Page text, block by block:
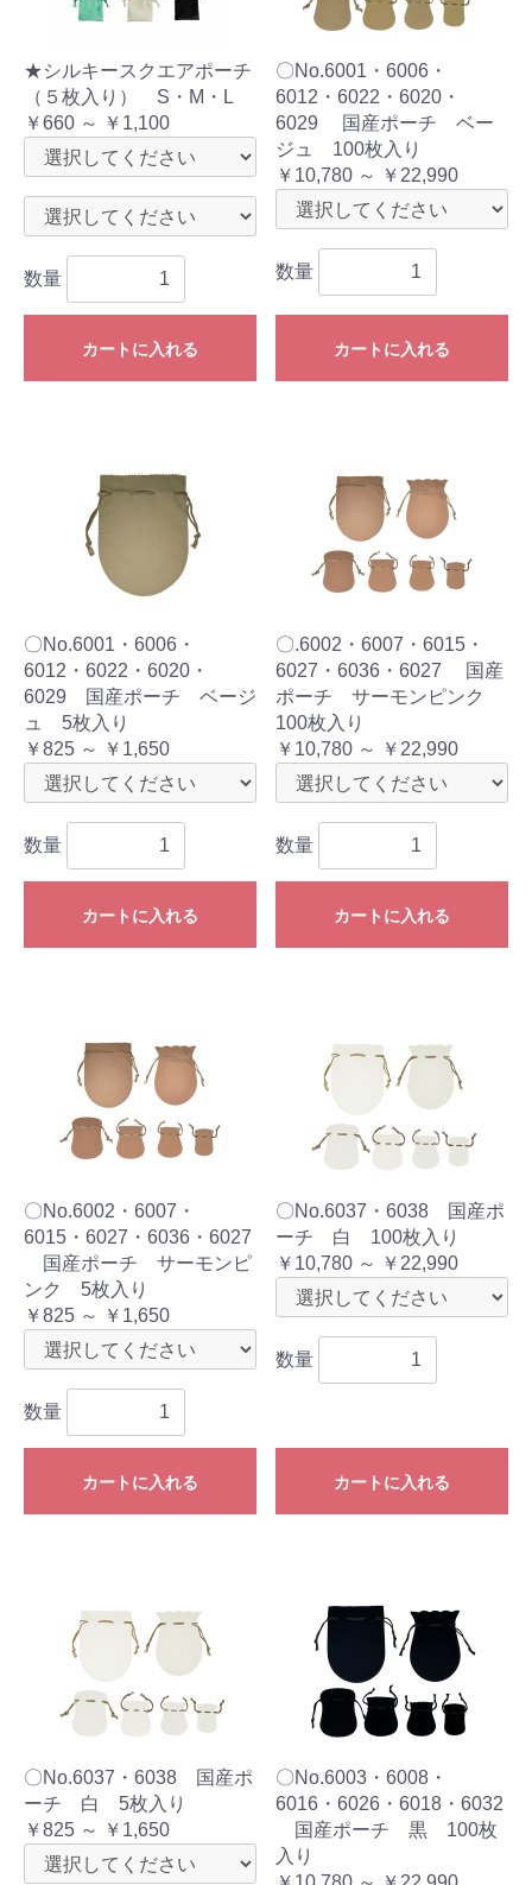
★シルキースクエアポーチ
（５枚入り） S・M・L
￥660 ～ ￥1,100
数量
カートに入れる
〇No.6001・6006・
6012・6022・6020・
6029 国産ポーチ ベー
ジュ 100枚入り
￥10,780 ～ ￥22,990
数量
カートに入れる
〇No.6001・6006・
6012・6022・6020・
6029 国産ポーチ ベージ
ュ 5枚入り
￥825 ～ ￥1,650
数量
カートに入れる
〇.6002・6007・6015・
6027・6036・6027 国産
ポーチ サーモンピンク
100枚入り
￥10,780 ～ ￥22,990
数量
カートに入れる
〇No.6002・6007・
6015・6027・6036・6027
国産ポーチ サーモンピ
ンク 5枚入り
￥825 ～ ￥1,650
数量
カートに入れる
〇No.6037・6038 国産ポ
ーチ 白 100枚入り
￥10,780 ～ ￥22,990
数量
カートに入れる
〇No.6037・6038 国産ポ
ーチ 白 5枚入り
￥825 ～ ￥1,650
〇No.6003・6008・
6016・6026・6018・6032
国産ポーチ 黒 100枚
入り